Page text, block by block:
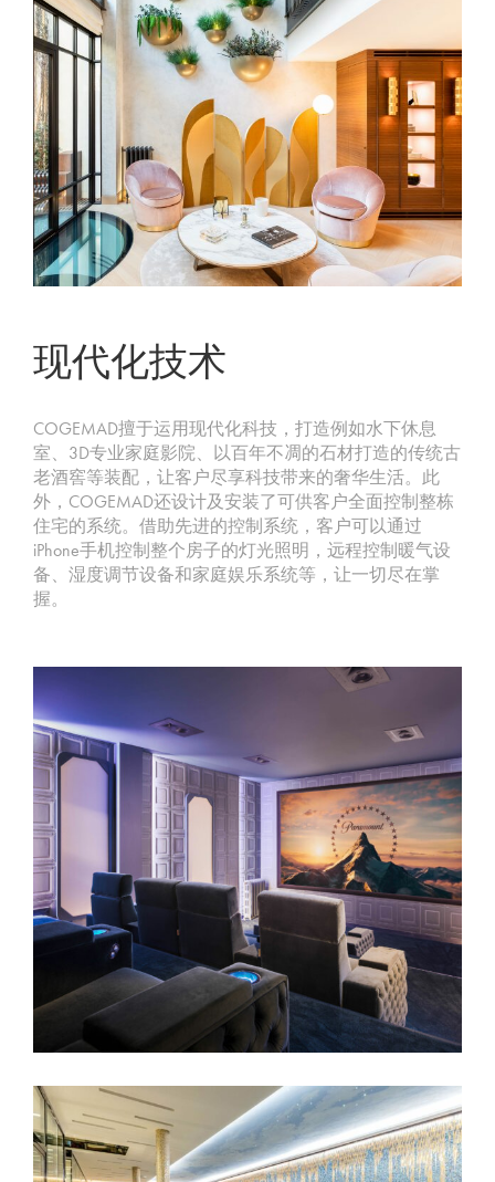
现代化技术
COGEMAD擅于运用现代化科技，打造例如水下休息
室、3D专业家庭影院、以百年不凋的石材打造的传统古
老酒窖等装配，让客户尽享科技带来的奢华生活。此
外，COGEMAD还设计及安装了可供客户全面控制整栋
住宅的系统。借助先进的控制系统，客户可以通过
iPhone手机控制整个房子的灯光照明，远程控制暖气设
备、湿度调节设备和家庭娱乐系统等，让一切尽在掌
握。